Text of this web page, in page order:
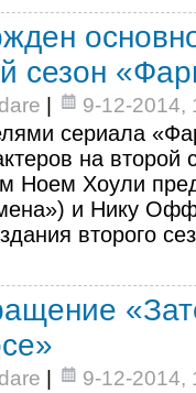
сезон
9-12-2014,
сериала
на
Ноем Хоули
и Нику
второго
9-12-2014,